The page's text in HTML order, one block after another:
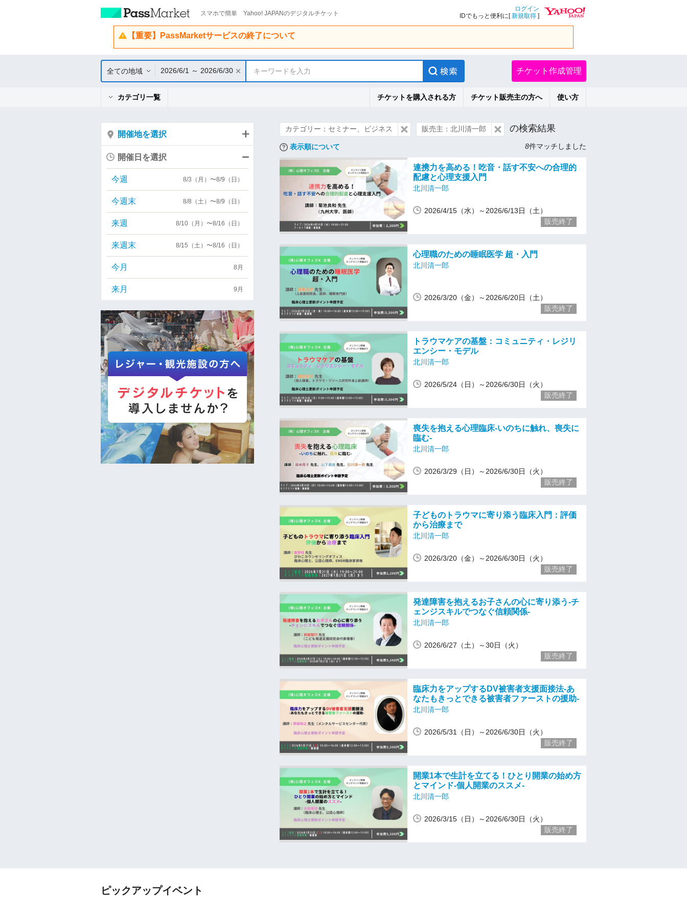
スマホで簡単 Yahoo! JAPANのデジタルチケット
ログイン
IDでもっと便利に[新規取得 ]
【重要】PassMarketサービスの終了について
全ての地域 2026/6/1 ～ 2026/6/30 キーワードを入力 チケット作成管理
カテゴリ一覧 チケットを購入される方 チケット販売主の方へ 使い方
カテゴリー：セミナー、ビジネス 販売主：北川清一郎 の検索結果
表示順について 8件マッチしました
連携力を高める！吃音・話す不安への合理的
配慮と心理支援入門
北川清一郎
2026/4/15（水）～2026/6/13日（土）
販売終了
心理職のための睡眠医学 超・入門
北川清一郎
2026/3/20（金）～2026/6/20日（土）
販売終了
トラウマケアの基盤：コミュニティ・レジリ
エンシー・モデル
北川清一郎
2026/5/24（日）～2026/6/30日（火）
販売終了
喪失を抱える心理臨床-いのちに触れ、喪失に
臨む-
北川清一郎
2026/3/29（日）～2026/6/30日（火）
販売終了
子どものトラウマに寄り添う臨床入門：評価
から治療まで
北川清一郎
2026/3/20（金）～2026/6/30日（火）
販売終了
発達障害を抱えるお子さんの心に寄り添う-チ
ェンジスキルでつなぐ信頼関係-
北川清一郎
2026/6/27（土）～30日（火）
販売終了
臨床力をアップするDV被害者支援面接法-あ
なたもきっとできる被害者ファーストの援助-
北川清一郎
2026/5/31（日）～2026/6/30日（火）
販売終了
開業1本で生計を立てる！ひとり開業の始め方
とマインド-個人開業のススメ-
北川清一郎
2026/3/15（日）～2026/6/30日（火）
販売終了
開催地を選択
開催日を選択
今週 8/3（月）〜8/9（日）
今週末 8/8（土）〜8/9（日）
来週 8/10（月）〜8/16（日）
来週末 8/15（土）〜8/16（日）
今月 8月
来月 9月
ピックアップイベント